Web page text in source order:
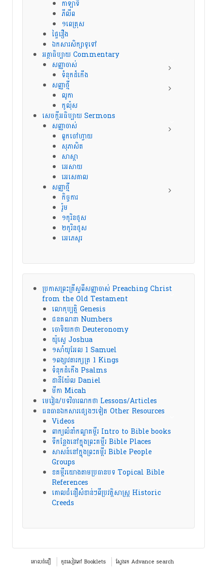
កាឡាទី
ភីលីព
១ពេត្រុស
ផ្ទៃរឿង
ឯកសារសិក្សាទូទៅ
អត្ថាធិប្បាយ Commentary
សញ្ញាចាស់
ទំនុកដំកើង
សញ្ញាថ្មី
លូកា
កូល៉ុស
សេចក្ដីអធិប្បាយ Sermons
សញ្ញាចាស់
ពួកចៅហ្វាយ
សុភាសិត
សាស្តា
អេសាយ
អេសេគាល
សញ្ញាថ្មី
កិច្ចការ
រ៉ូម
១កូរិនថូស
២កូរិនថូស
អេភេសូរ
ប្រកាសព្រះគ្រីស្ទពីសញ្ញាចាស់ Preaching Christ
from the Old Testament
លោកុប្បត្តិ Genesis
ជនគណនា Numbers
ចោទិយកថា Deuteronomy
យ៉ូស្វេ Joshua
១សាំយូអែល 1 Samuel
១ពង្សាវតារក្សត្រ 1 Kings
ទំនុកដំកើង Psalms
ដានីយ៉ែល Daniel
មីកា Micah
មេរៀន/បទវិចារណកថា Lessons/Articles
ធនធានឯកសារផ្សេងៗទៀត Other Resources
Videos
ពាក្យលំនាំកណ្ឌគម្ពីរ Intro to Bible books
ទីកន្លែងនៅក្នុងព្រះគម្ពីរ Bible Places
សាសន៍នៅក្នុងព្រះគម្ពីរ Bible People
Groups
ខគម្ពីរយោងតាមប្រធានបទ Topical Bible
References
គោលជំនឿសំខាន់ៗពីប្រវត្តិសាស្ត្រ Historic
Creeds
គោលជំនឿ កូនសៀវភៅ Booklets ស្វែងរក Advance search